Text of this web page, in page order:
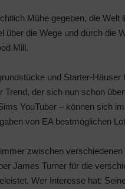
Mühe gegeben, die Welt
über die Wege und durch die
Mill.
und Starter-
der sich nun schon
YouTuber – können sich
von EA bestmöglichen
zwischen
James Turner für die
Wer Interesse hat: